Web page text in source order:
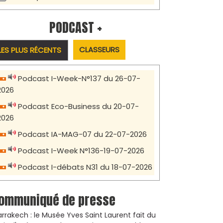
PODCAST +
PLUS RÉCENTS CLASSEURS
Podcast I-Week-N°137 du 26-07-
Podcast Eco-Business du 20-07-
Podcast IA-MAG-07 du 22-07-2026
Podcast I-Week N°136-19-07-2026
Podcast I-débats N31 du 18-07-2026
de presse
: le Musée Yves Saint Laurent fait du